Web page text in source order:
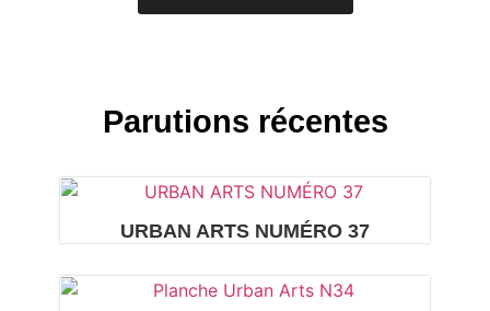
Parutions récentes
URBAN ARTS NUMÉRO 37